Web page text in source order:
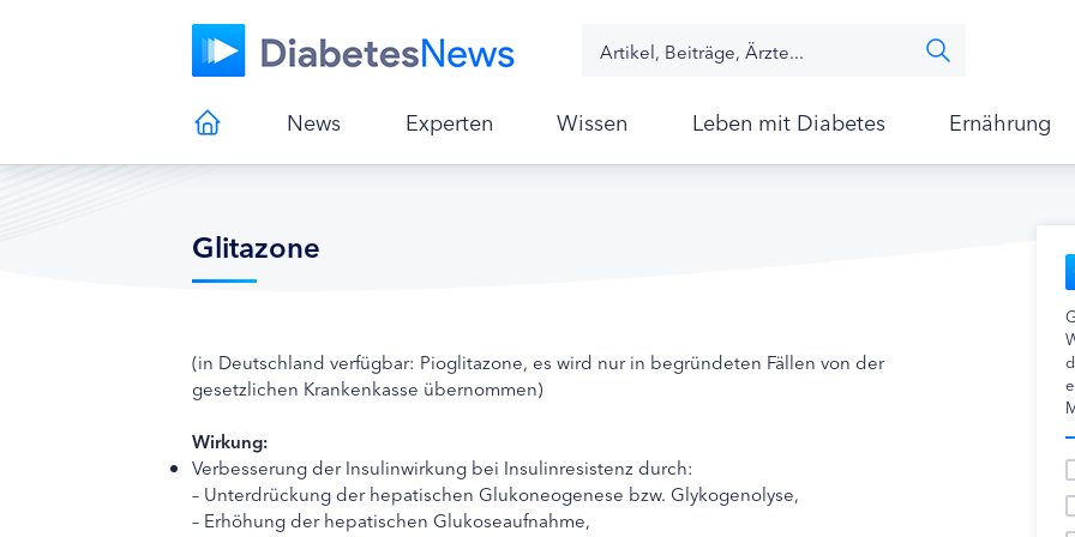
News Experten Wissen Leben mit Diabetes Ernährung
Glitazone
(in Deutschland verfügbar: Pioglitazone, es wird nur in begründeten Fällen von der
gesetzlichen Krankenkasse übernommen)
Wirkung:
Verbesserung der Insulinwirkung bei Insulinresistenz durch:
– Unterdrückung der hepatischen Glukoneogenese bzw. Glykogenolyse,
– Erhöhung der hepatischen Glukoseaufnahme,